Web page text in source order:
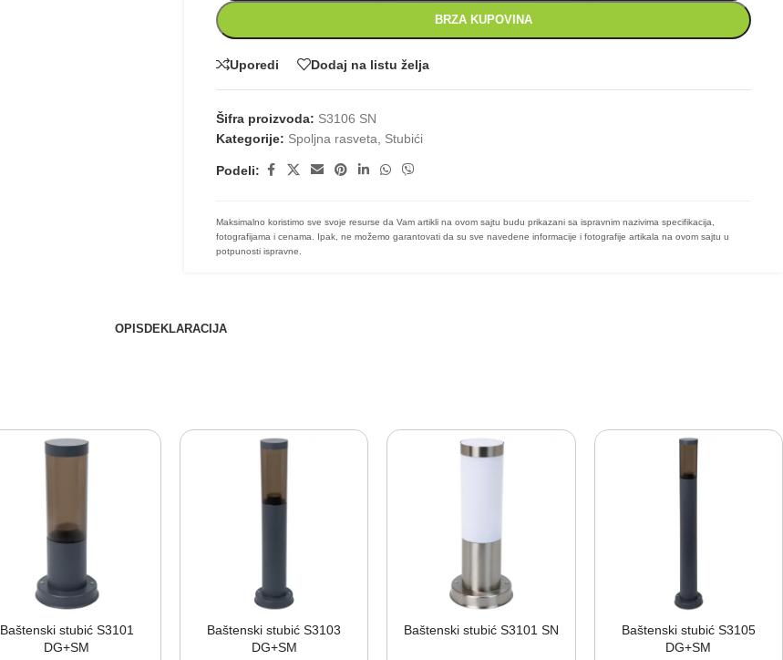
BRZA KUPOVINA
Uporedi Dodaj na listu želja
Šifra proizvoda: S3106 SN
Kategorije: Spoljna rasveta Stubići
Podeli:
Maksimalno koristimo sve svoje resurse da Vam artikli na ovom sajtu budu prikazani sa ispravnim nazivima specifikacija,
fotografijama i cenama. Ipak, ne možemo garantovati da su sve navedene informacije i fotografije artikala na ovom sajtu u
potpunosti ispravne.
OPISDEKLARACIJA
Baštenski stubić S3101
DG+SM
Baštenski stubić S3103
DG+SM
Baštenski stubić S3101 SN
Baštenski stubić S3105
DG+SM